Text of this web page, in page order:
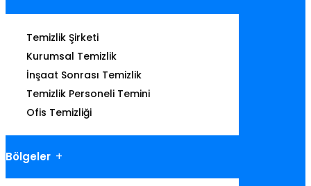
Temizlik Şirketi
Kurumsal Temizlik
İnşaat Sonrası Temizlik
Temizlik Personeli Temini
Ofis Temizliği
Bölgeler